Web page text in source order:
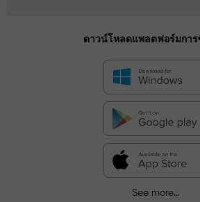
ดาวน์โหลดแพลตฟอร์มกา
See more...